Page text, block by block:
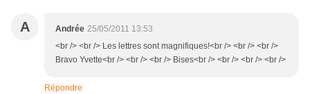
A Andrée 25/05/2011 13:53
<br /> <br /> Les lettres sont magnifiques!<br /> <br /> <br />
Bravo Yvette<br /> <br /> <br /> Bises<br /> <br /> <br /> <br />
Répondre